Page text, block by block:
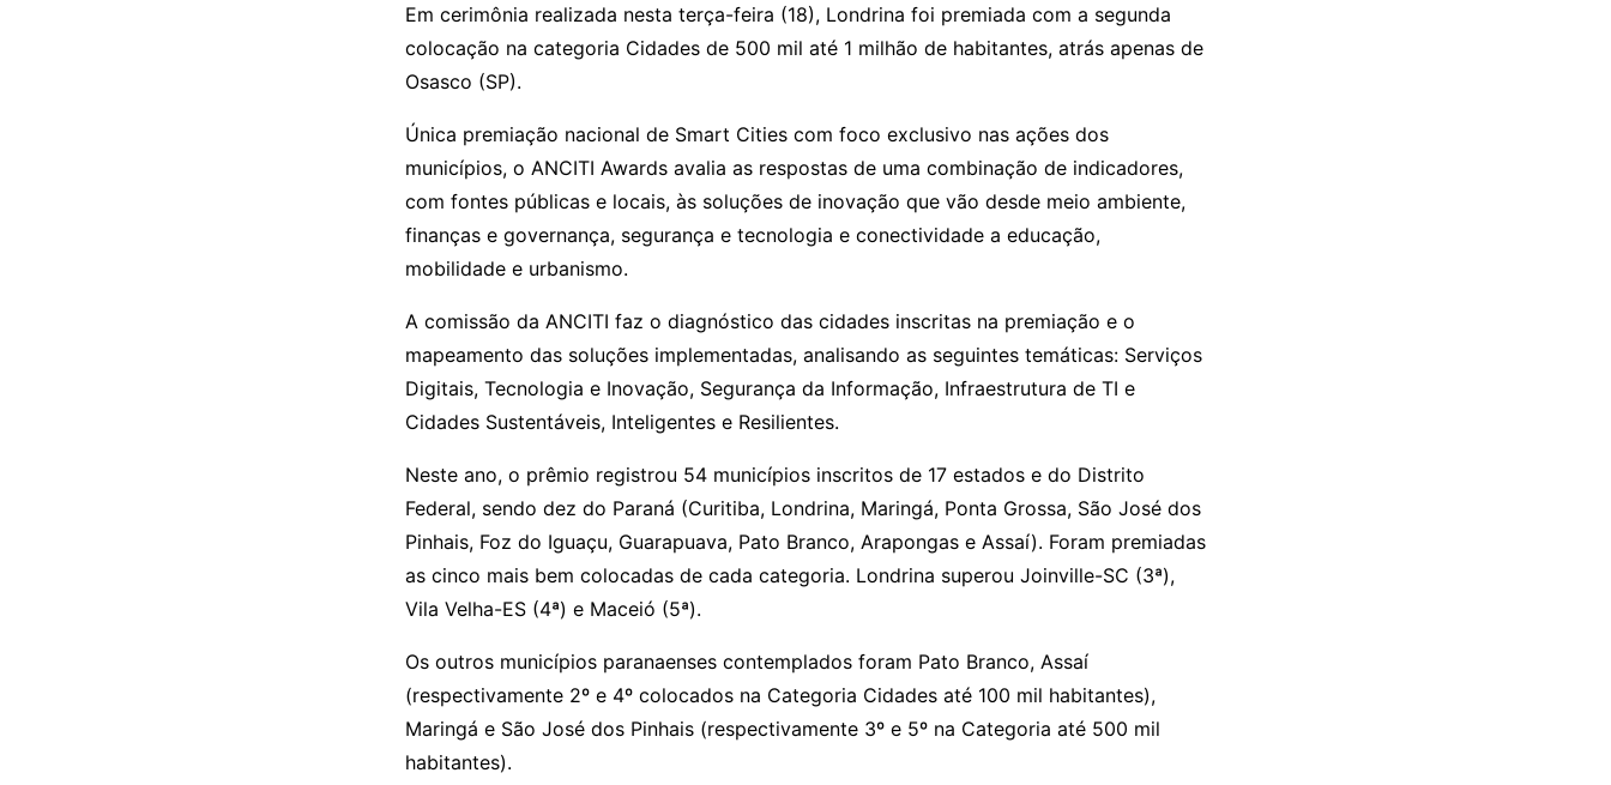
Em cerimônia realizada nesta terça-feira (18), Londrina foi premiada com a segunda
colocação na categoria Cidades de 500 mil até 1 milhão de habitantes, atrás apenas de
Osasco (SP).
Única premiação nacional de Smart Cities com foco exclusivo nas ações dos
municípios, o ANCITI Awards avalia as respostas de uma combinação de indicadores,
com fontes públicas e locais, às soluções de inovação que vão desde meio ambiente,
finanças e governança, segurança e tecnologia e conectividade a educação,
mobilidade e urbanismo.
A comissão da ANCITI faz o diagnóstico das cidades inscritas na premiação e o
mapeamento das soluções implementadas, analisando as seguintes temáticas: Serviços
Digitais, Tecnologia e Inovação, Segurança da Informação, Infraestrutura de TI e
Cidades Sustentáveis, Inteligentes e Resilientes.
Neste ano, o prêmio registrou 54 municípios inscritos de 17 estados e do Distrito
Federal, sendo dez do Paraná (Curitiba, Londrina, Maringá, Ponta Grossa, São José dos
Pinhais, Foz do Iguaçu, Guarapuava, Pato Branco, Arapongas e Assaí). Foram premiadas
as cinco mais bem colocadas de cada categoria. Londrina superou Joinville-SC (3ª),
Vila Velha-ES (4ª) e Maceió (5ª).
Os outros municípios paranaenses contemplados foram Pato Branco, Assaí
(respectivamente 2º e 4º colocados na Categoria Cidades até 100 mil habitantes),
Maringá e São José dos Pinhais (respectivamente 3º e 5º na Categoria até 500 mil
habitantes).